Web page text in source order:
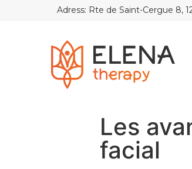
Adress: Rte de Saint-Cergue 8,
Les
facial